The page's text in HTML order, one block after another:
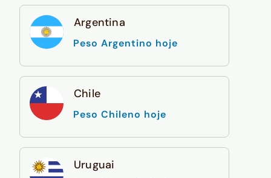
Argentina
Peso Argentino hoje
Chile
Peso Chileno hoje
Uruguai